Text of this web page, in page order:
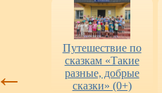
←
Путешествие по
сказкам «Такие
разные, добрые
сказки» (0+)